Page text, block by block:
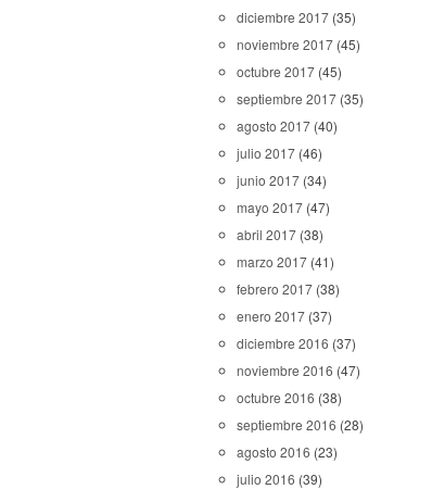
diciembre 2017 (35)
noviembre 2017 (45)
octubre 2017 (45)
septiembre 2017 (35)
agosto 2017 (40)
julio 2017 (46)
junio 2017 (34)
mayo 2017 (47)
abril 2017 (38)
marzo 2017 (41)
febrero 2017 (38)
enero 2017 (37)
diciembre 2016 (37)
noviembre 2016 (47)
octubre 2016 (38)
septiembre 2016 (28)
agosto 2016 (23)
julio 2016 (39)